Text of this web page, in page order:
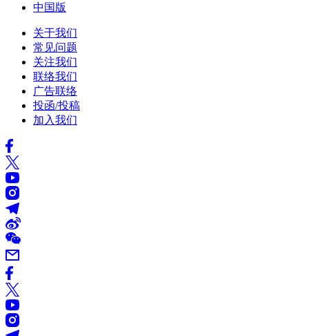
中国版
关于我们
常见问题
关注我们
联络我们
广告联络
投函/投稿
加入我们